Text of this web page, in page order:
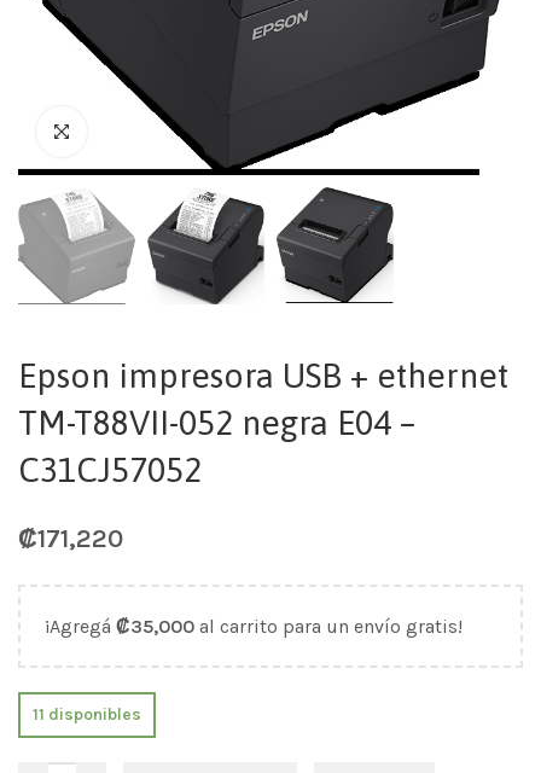
Epson impresora USB + ethernet
TM-T88VII-052 negra E04 –
C31CJ57052
₡171,220
¡Agregá ₡35,000 al carrito para un envío gratis!
11 disponibles